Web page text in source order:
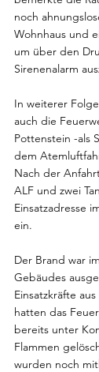
noch
Wohnhaus und
um über den
Sirenenalarm
In weiterer
auch die
Pottenstein -als
dem
Nach der
ALF und zwei
Einsatzadresse
ein.
Der Brand war
Gebäudes
Einsatzkräfte
hatten das
bereits unter
Flammen
wurden noch